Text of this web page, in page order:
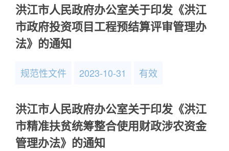
洪江市人民政府办公室关于印发《洪江
市政府投资项目工程预结算评审管理办
法》的通知
规范性文件 2023-10-31 有效
洪江市人民政府办公室关于印发《洪江
市精准扶贫统筹整合使用财政涉农资金
管理办法》的通知